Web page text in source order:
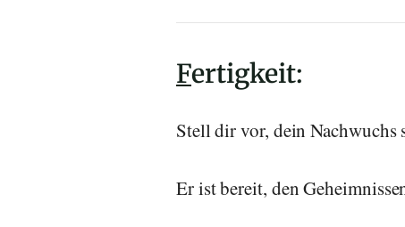
Fertigkeit:
Stell dir vor, dein
Er ist bereit, den